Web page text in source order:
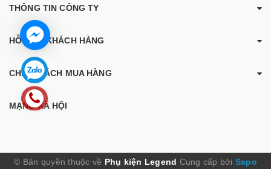
THÔNG TIN CÔNG TY
HỖ TRỢ KHÁCH HÀNG
CHÍNH SÁCH MUA HÀNG
MẠNG XÃ HỘI
© Bản quyền thuộc về Phụ kiện Legend Cung cấp bởi Sapo